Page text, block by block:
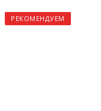
РЕКОМЕНДУЕМ